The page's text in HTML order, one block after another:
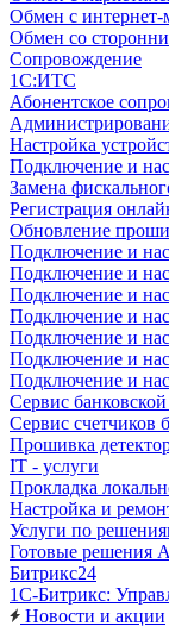
Обмен с интернет-
Обмен со
Сопровождение
1C:ИТС
Абонентское
Настройка
Подключение и
Замена
Регистрация
Обновление
Подключение и
Подключение и
Подключение и
Подключение и
Подключение и
Подключение и
Подключение и
Сервис
Сервис счетчиков
Прошивка
IT - услуги
Прокладка
Настройка и
Услуги по
Готовые решения
Битрикс24
1С-Битрикс:
Новости и акции